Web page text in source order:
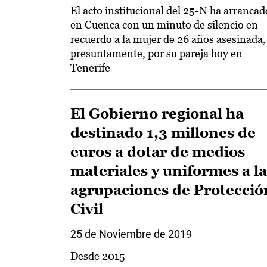
El acto institucional del 25-N ha
en Cuenca con un minuto de silencio en
recuerdo a la mujer de 26 años asesinada,
presuntamente, por su pareja hoy en
Tenerife
El Gobierno regional ha
destinado 1,3 millones de
euros a dotar de medios
materiales y uniformes a
agrupaciones de
Civil
25 de Noviembre de 2019
Desde 2015